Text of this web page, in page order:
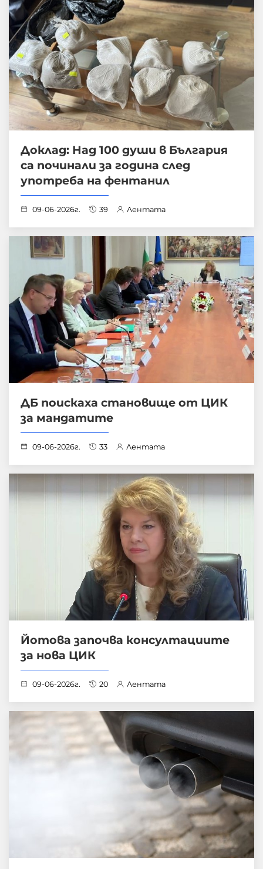
Доклад: Над 100 души в България
са починали за година след
употреба на фентанил
09-06-2026г. 39 Лентата
ДБ поискаха становище от ЦИК
за мандатите
09-06-2026г. 33 Лентата
Йотова започва консултациите
за нова ЦИК
09-06-2026г. 20 Лентата